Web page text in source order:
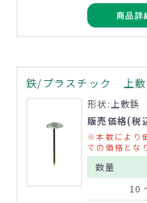
商品詳
鉄/プラスチック 上
形状:上敷鋲
販売価格(税
※本数により
での価格とな
数量
10